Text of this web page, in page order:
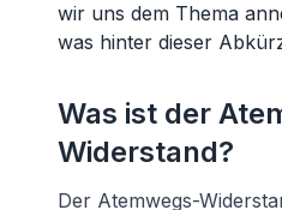
wir uns dem Thema
was hinter dieser
Was ist der
Widerstand?
Der Atemwegs-